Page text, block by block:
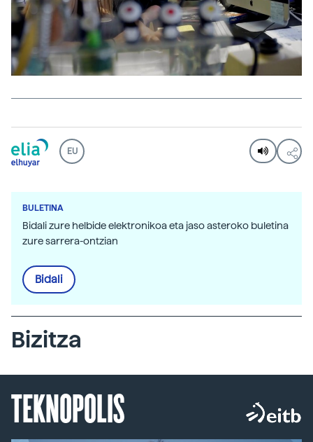
EU
BULETINA
Bidali zure helbide elektronikoa eta jaso asteroko buletina
zure sarrera-ontzian
Bidali
Bizitza
TEKNOPOLIS